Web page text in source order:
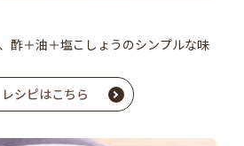
酢＋油＋塩こしょうのシンプルな味
レシピはこちら